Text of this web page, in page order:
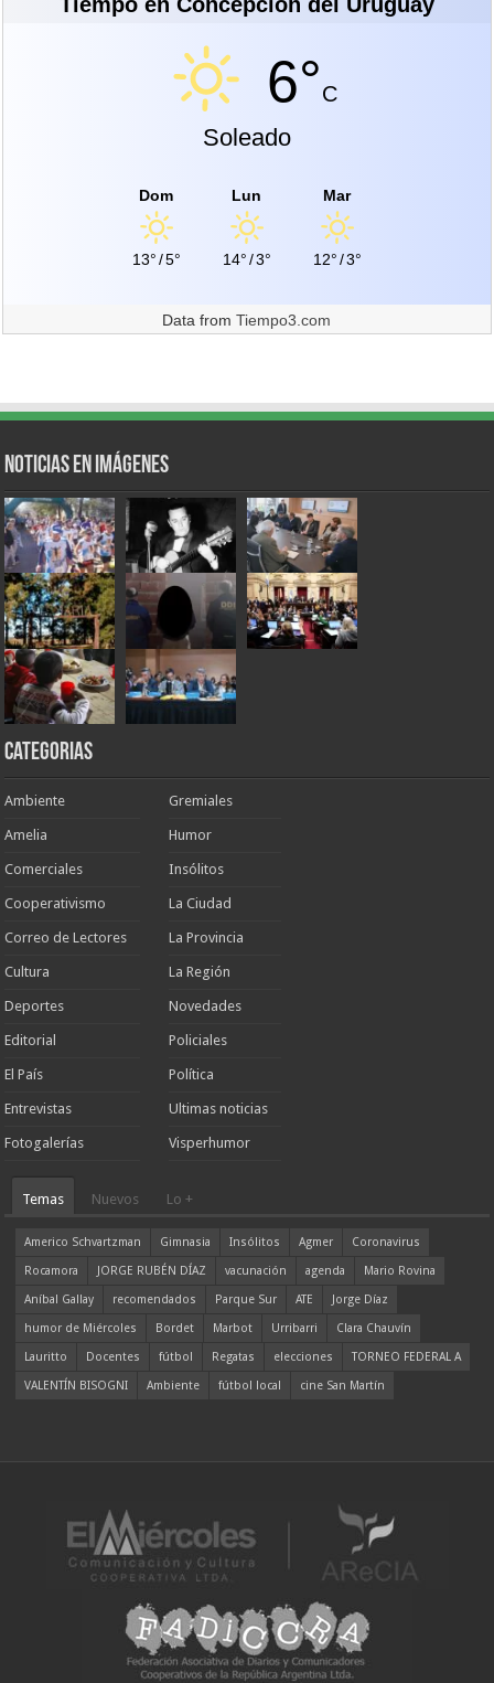
6°C
Soleado
Dom
13°/5°
Lun
14°/3°
Mar
12°/3°
Data fromTiempo3.com
Noticias en Imágenes
Categorias
Ambiente
Amelia
Comerciales
Cooperativismo
Correo de Lectores
Cultura
Deportes
Editorial
El País
Entrevistas
Fotogalerías
Gremiales
Humor
Insólitos
La Ciudad
La Provincia
La Región
Novedades
Policiales
Política
Ultimas noticias
Visperhumor
Temas Nuevos Lo +
Americo Schvartzman Gimnasia Insólitos Agmer
Coronavirus
Rocamora
JORGE RUBÉN DÍAZ vacunación agenda
Mario Rovina
Aníbal Gallay
recomendados Parque Sur ATE
Jorge Díaz
humor de Miércoles
Bordet Marbot Urribarri
Clara Chauvín
Lauritto
Docentes fútbol Regatas elecciones
TORNEO FEDERAL A
VALENTÍN BISOGNI
Ambiente fútbol local cine San Martín